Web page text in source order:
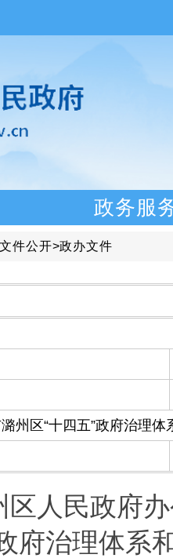
政务服
文件公开>政办文件
州区“十四五”政府治理
区人民政府
府治理体系